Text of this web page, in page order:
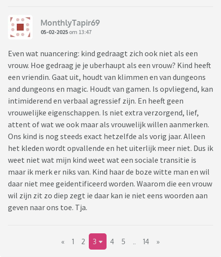
MonthlyTapir69
05-02-2025 om 13:47
Even wat nuancering: kind gedraagt zich ook niet als een
vrouw. Hoe gedraag je je uberhaupt als een vrouw? Kind heeft
een vriendin. Gaat uit, houdt van klimmen en van dungeons
and dungeons en magic. Houdt van gamen. Is opvliegend, kan
intimiderend en verbaal agressief zijn. En heeft geen
vrouwelijke eigenschappen. Is niet extra verzorgend, lief,
attent of wat we ook maar als vrouwelijk willen aanmerken.
Ons kind is nog steeds exact hetzelfde als vorig jaar. Alleen
het kleden wordt opvallende en het uiterlijk meer niet. Dus ik
weet niet wat mijn kind weet wat een sociale transitie is
maar ik merk er niks van. Kind haar de boze witte man en wil
daar niet mee geidentificeerd worden. Waarom die een vrouw
wil zijn zit zo diep zegt ie daar kan ie niet eens woorden aan
geven naar ons toe. Tja.
« 1 2 3 4 5 14 »